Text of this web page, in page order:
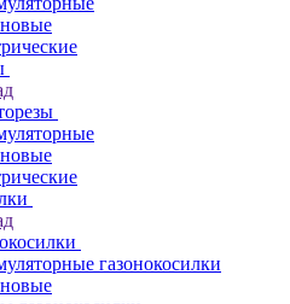
газонокосилки